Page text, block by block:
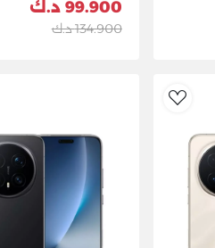
99.900 د.ك
134.900 د.ك
AddToWishlist